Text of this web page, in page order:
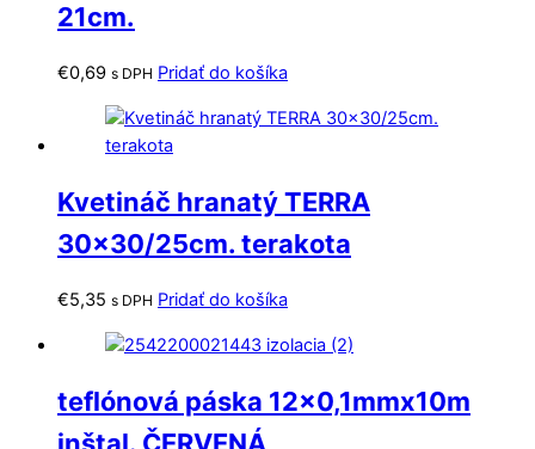
21cm.
€0,69 s DPH Pridať do košíka
Kvetináč hranatý TERRA
30×30/25cm. terakota
€5,35 s DPH Pridať do košíka
teflónová páska 12×0,1mmx10m